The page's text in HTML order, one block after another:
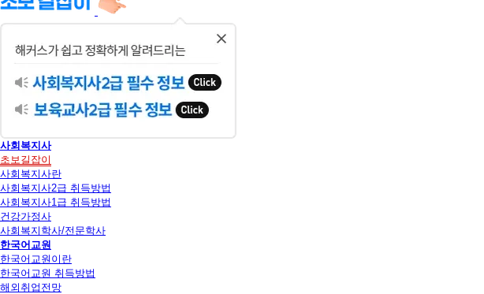
사회복지사
초보길잡이
사회복지사란
사회복지사2급 취득방법
사회복지사1급 취득방법
건강가정사
사회복지학사/전문학사
한국어교원
한국어교원이란
한국어교원 취득방법
해외취업전망